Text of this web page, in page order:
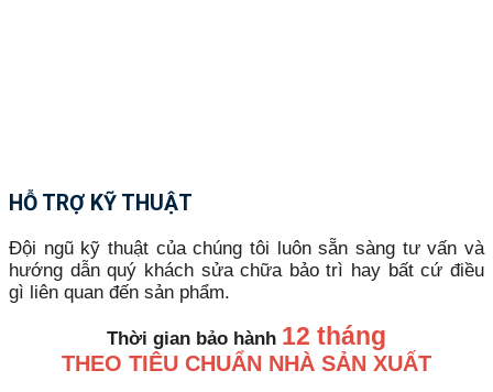
HỖ TRỢ KỸ THUẬT
Đội ngũ kỹ thuật của chúng tôi luôn sẵn sàng tư vấn và
hướng dẫn quý khách sửa chữa bảo trì hay bất cứ điều
gì liên quan đến sản phẩm.
Thời gian bảo hành 12 tháng
THEO TIÊU CHUẨN NHÀ SẢN XUẤT